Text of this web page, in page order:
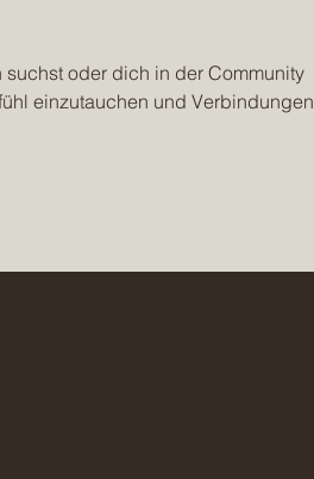
oder dich in der Community
einzutauchen und Verbindungen